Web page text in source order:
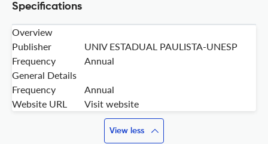
Specifications
Overview
Publisher
UNIV ESTADUAL PAULISTA-UNESP
Frequency
Annual
General Details
Frequency
Annual
Website URL
Visit website
View less